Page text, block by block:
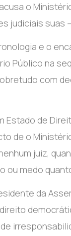
o
judiciais suas
e o
Público na
com
Estado de
de o
juiz,
medo
da